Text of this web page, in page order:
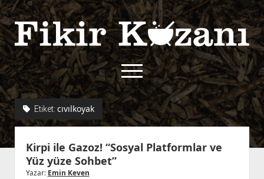
Fikir
Kazanı
menüyü
aç
twitterfacebook
rss
menüyü
Kullanım Koşulları
Kurallar
Etiket: cıvılkoyak
Kirpi ile Gazoz! “Sosyal Platformlar ve
Yüz yüze Sohbet”
Yazar: Emin Keven